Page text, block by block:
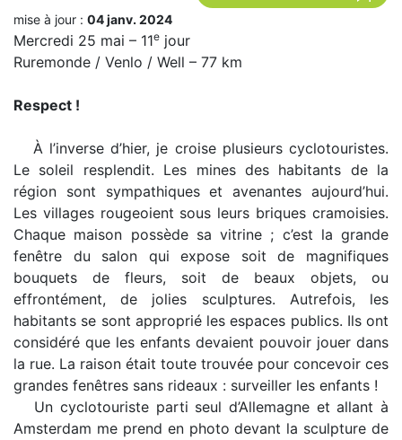
mise à jour : 04 janv. 2024
Mercredi 25 mai – 11e jour
Ruremonde / Venlo / Well – 77 km
Respect !
À l’inverse d’hier, je croise plusieurs cyclotouristes.
Le soleil resplendit. Les mines des habitants de la
région sont sympathiques et avenantes aujourd’hui.
Les villages rougeoient sous leurs briques cramoisies.
Chaque maison possède sa vitrine ; c’est la grande
fenêtre du salon qui expose soit de magnifiques
bouquets de fleurs, soit de beaux objets, ou
effrontément, de jolies sculptures. Autrefois, les
habitants se sont approprié les espaces publics. Ils ont
considéré que les enfants devaient pouvoir jouer dans
la rue. La raison était toute trouvée pour concevoir ces
grandes fenêtres sans rideaux : surveiller les enfants !
Un cyclotouriste parti seul d’Allemagne et allant à
Amsterdam me prend en photo devant la sculpture de